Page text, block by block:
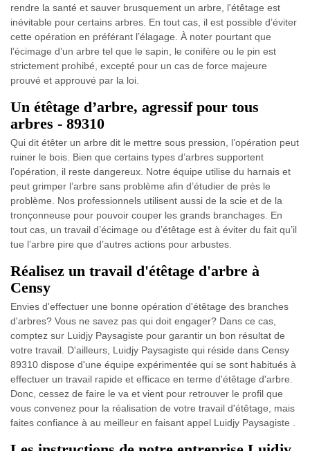
rendre la santé et sauver brusquement un arbre, l'étêtage est
inévitable pour certains arbres. En tout cas, il est possible d’éviter
cette opération en préférant l’élagage. À noter pourtant que
l’écimage d’un arbre tel que le sapin, le conifère ou le pin est
strictement prohibé, excepté pour un cas de force majeure
prouvé et approuvé par la loi.
Un étêtage d’arbre, agressif pour tous
arbres - 89310
Qui dit étêter un arbre dit le mettre sous pression, l’opération peut
ruiner le bois. Bien que certains types d’arbres supportent
l’opération, il reste dangereux. Notre équipe utilise du harnais et
peut grimper l’arbre sans problème afin d’étudier de près le
problème. Nos professionnels utilisent aussi de la scie et de la
tronçonneuse pour pouvoir couper les grands branchages. En
tout cas, un travail d’écimage ou d’étêtage est à éviter du fait qu’il
tue l’arbre pire que d’autres actions pour arbustes.
Réalisez un travail d'étêtage d'arbre à
Censy
Envies d'effectuer une bonne opération d'étêtage des branches
d'arbres? Vous ne savez pas qui doit engager? Dans ce cas,
comptez sur Luidjy Paysagiste pour garantir un bon résultat de
votre travail. D'ailleurs, Luidjy Paysagiste qui réside dans Censy
89310 dispose d'une équipe expérimentée qui se sont habitués à
effectuer un travail rapide et efficace en terme d'étêtage d'arbre.
Donc, cessez de faire le va et vient pour retrouver le profil que
vous convenez pour la réalisation de votre travail d'étêtage, mais
faites confiance à au meilleur en faisant appel Luidjy Paysagiste .